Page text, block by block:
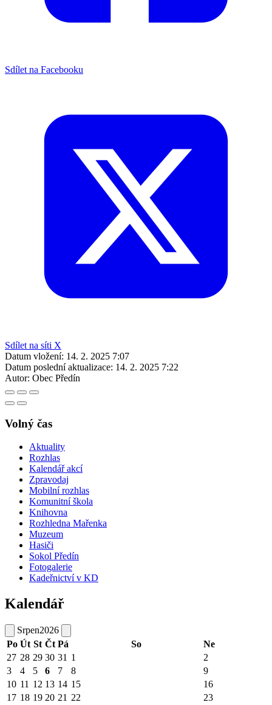
Sdílet na Facebooku
Sdílet na síti X
Datum vložení: 14. 2. 2025 7:07
Datum poslední aktualizace: 14. 2. 2025 7:22
Autor: Obec Předín
Volný čas
Aktuality
Rozhlas
Kalendář akcí
Zpravodaj
Mobilní rozhlas
Komunitní škola
Knihovna
Rozhledna Mařenka
Muzeum
Hasiči
Sokol Předín
Fotogalerie
Kadeřnictví v KD
Kalendář
Srpen2026
Po Út St Čt Pá So
Ne
27 28 29 30 31 1
2
3
4 5 6 7 8
9
10 11 12 13 14 15
16
17 18 19 20 21 22 23